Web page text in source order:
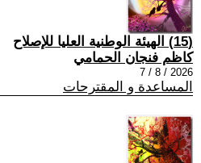
(15) الهيئة الوطنية العليا للإصلاح
كاظم فنجان الحمامي
2026 / 8 / 7
المساعدة و المقترحات